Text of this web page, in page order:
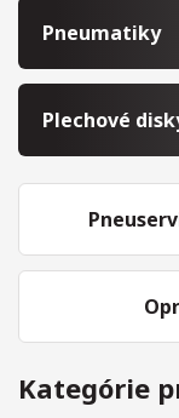
Pneumatiky
Plechové
Kategórie